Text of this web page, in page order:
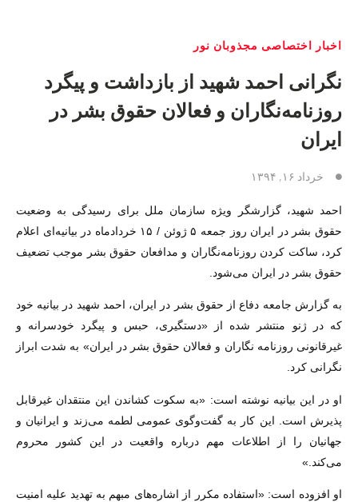
اخبار اختصاصی مجذوبان نور
نگرانی احمد شهید از بازداشت و پیگرد
روزنامه‌نگاران و فعالان حقوق بشر در
ایران
خرداد ۱۶, ۱۳۹۴
احمد شهید، گزارشگر ویژه سازمان ملل برای رسیدگی به وضعیت
حقوق بشر در ایران روز جمعه ۵ ژوئن / ۱۵ خردادماه در بیانیه‌ای اعلام
کرد، ساکت کردن روزنامه‌نگاران و مدافعان حقوق بشر موجب تضعیف
حقوق بشر در ایران می‌شود.
به گزارش جامعه دفاع از حقوق بشر در ایران، احمد شهید در بیانیه خود
که در ژنو منتشر شده از «دستگیری، حبس و پیگرد خودسرانه و
غیرقانونی روزنامه نگاران و فعالان حقوق بشر در ایران» به شدت ابراز
نگرانی کرد.
او در این بیانیه نوشته است: «به سکوت کشاندن این منتقدان غیرقابل
پذیرش است. این کار به گفت‌وگوی عمومی لطمه می‌زند و ایرانیان و
جهانیان را از اطلاعات مهم درباره واقعیت در این کشور محروم
می‌کند.»
او افزوده است: «استفاده مکرر از اشاره‌های مبهم به تهدید علیه امنیت